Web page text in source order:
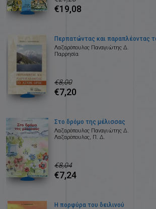
€19,08
Περπατώντας και παραπλέοντας
Λαζαρόπουλος Παναγιώτης Δ.
Παρρησία
€8,00
€7,20
Στο δρόμο της μέλισσας
Λαζαρόπουλος Παναγιώτης Δ.
Λαζαρόπουλος, Π. Δ.
€8,04
€7,24
Η πορφύρα του δειλινού